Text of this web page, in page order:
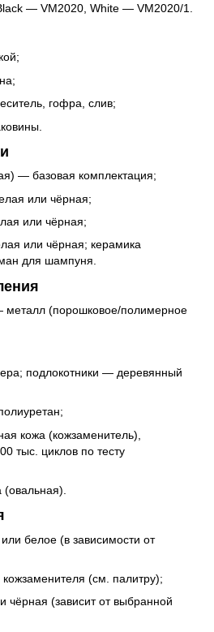
— VM2020, White — VM2020/1.
гофра, слив;
— базовая комплектация;
или чёрная;
или чёрная;
или чёрная; керамика
для шампуня.
металл (порошковое/полимерное
подлокотники — деревянный
кожа (кожзаменитель),
тыс. циклов по тесту
белое (в зависимости от
(см. палитру);
чёрная (зависит от выбранной